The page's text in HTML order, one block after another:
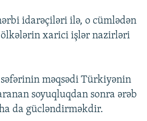
STANDARTLARIMIZ
idarəçiləri ilə, o cümlədən
xarici işlər nazirləri
məqsədi Türkiyənin
soyuqluqdan sonra ərəb
da gücləndirməkdir.